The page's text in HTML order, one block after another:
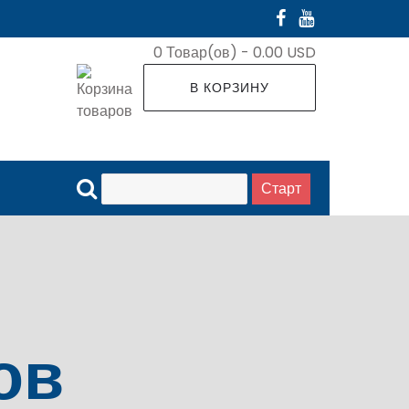
0 Товар(ов) - 0.00 USD
В КОРЗИНУ